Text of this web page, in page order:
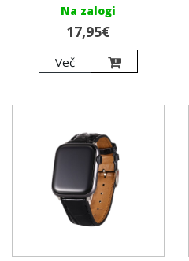
Na zalogi
17,95€
Več